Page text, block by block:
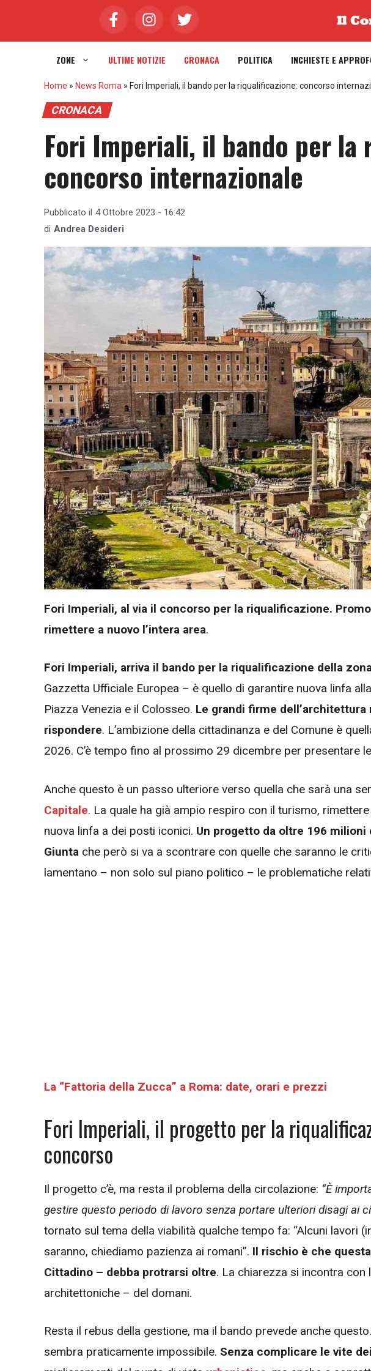
ZONE ULTIME NOTIZIE CRONACA POLITICA INCHIESTE E
Home » News Roma » Fori Imperiali, il bando per la riqualificazione: concorso
CRONACA
Fori Imperiali, il bando per la
concorso internazionale
Pubblicato il 4 Ottobre 2023 - 16:42
di Andrea Desideri
Fori Imperiali, al via il concorso per la riqualificazione.
rimettere a nuovo l’intera area.
Fori Imperiali, arriva il bando per la riqualificazione della
Gazzetta Ufficiale Europea – è quello di garantire nuova linfa
Piazza Venezia e il Colosseo. Le grandi firme
rispondere. L’ambizione della cittadinanza e del Comune è
2026. C’è tempo fino al prossimo 29 dicembre per presentare
Anche questo è un passo ulteriore verso quella che sarà una
Capitale. La quale ha già ampio respiro con il turismo,
nuova linfa a dei posti iconici. Un progetto da oltre 196
Giunta che però si va a scontrare con quelle che saranno le
lamentano – non solo sul piano politico – le problematiche
La “Fattoria della Zucca” a Roma: date, orari e prezzi
Fori Imperiali, il progetto per la
concorso
Il progetto c’è, ma resta il problema della circolazione: “È
gestire questo periodo di lavoro senza portare ulteriori disagi ai
tornato sul tema della viabilità qualche tempo fa: “Alcuni lavori
saranno, chiediamo pazienza ai romani”. Il rischio è che
Cittadino – debba protrarsi oltre. La chiarezza si incontra con
architettoniche – del domani.
Resta il rebus della gestione, ma il bando prevede anche
sembra praticamente impossibile. Senza complicare le vite